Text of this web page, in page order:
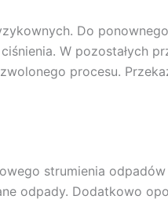
Do
W pozostałych
procesu.
strumienia odpadów
odpady. Dodatkowo